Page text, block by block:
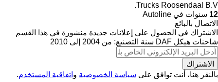
Trucks Roosendaal B.V.
12 سنوات في Autoline
الاتصال بالبائع
الاشتراك في الحصول على إعلانات جديدة منشورة في هذا القسم
شاحنات هيكل DAF سنة التصنيع: من 2004 إلى 2010
الاشتراك
بالنقر هنا، أنت توافق على سياسة الخصوصية و اتفاقية المستخدم.